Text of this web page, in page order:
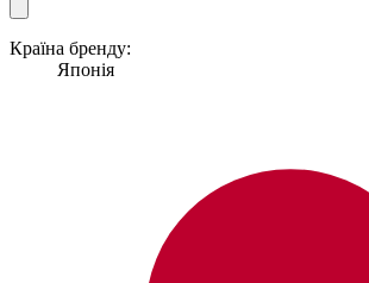
Країна бренду:
Японія